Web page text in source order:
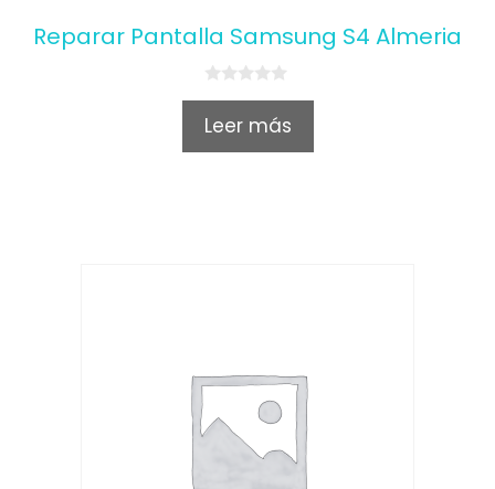
Reparar Pantalla Samsung S4 Almeria
0
u
Leer más